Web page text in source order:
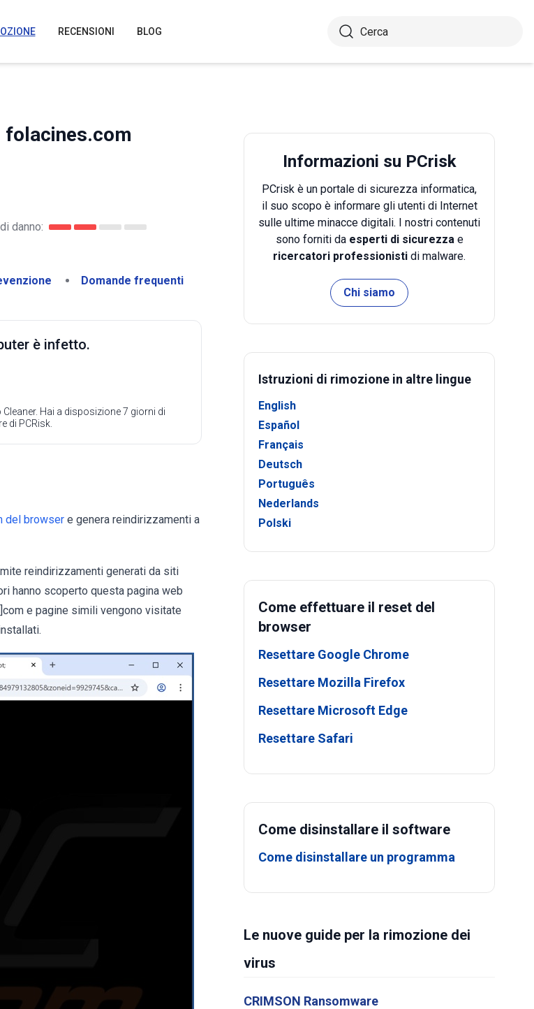
RECENSIONI BLOG
danno:
Domande frequenti
è infetto.
Hai a disposizione 7 giorni di
di PCRisk.
del browser e genera reindirizzamenti a
reindirizzamenti generati da siti
hanno scoperto questa pagina web
e pagine simili vengono visitate
Informazioni su PCrisk
PCrisk è un portale di sicurezza informatica,
il suo scopo è informare gli utenti di Internet
sulle ultime minacce digitali. I nostri contenuti
sono forniti da esperti di sicurezzae
ricercatori professionisti di malware.
Chi siamo
Istruzioni di rimozione in altre lingue
English
Español
Français
Deutsch
Português
Nederlands
Polski
Come effettuare il reset del
browser
Resettare Google Chrome
Resettare Mozilla Firefox
Resettare Microsoft Edge
Resettare Safari
Come disinstallare il software
Come disinstallare un programma
Le nuove guide per la rimozione dei
virus
CRIMSON Ransomware